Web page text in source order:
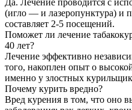
(игло — и лазеропунктура) и
составляет 2-5 посещений.
Поможет ли лечение
40 лет?
Лечение эффективно
того, накоплен опыт о
именно у злостных
Почему курить вредно?
Вред курения в том, что оно